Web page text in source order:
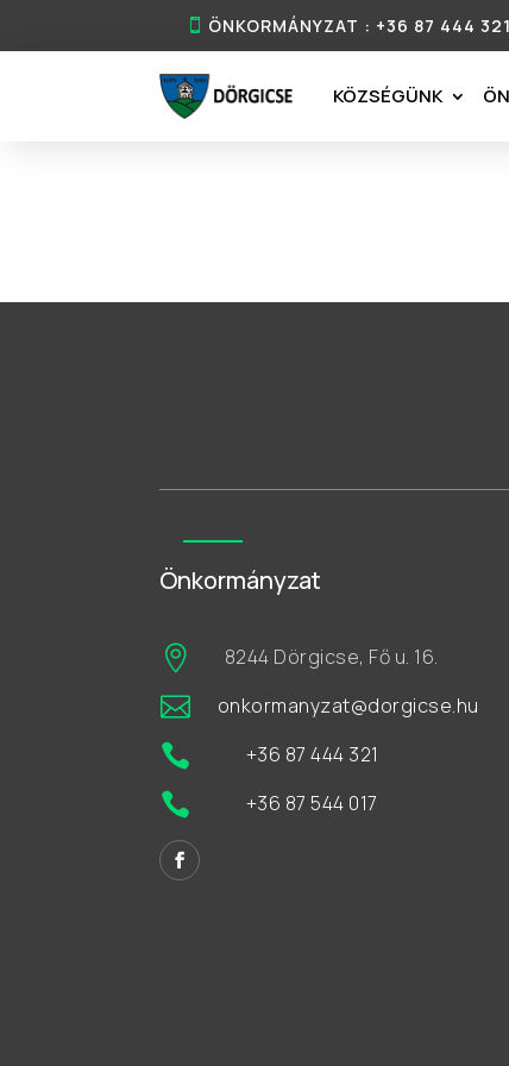
ÖNKORMÁNYZAT : +36 87 444 321
KÖZSÉGÜNK
Önkormányzat
 8244 Dörgicse, Fő u. 16.
 onkormanyzat@dorgicse.hu
 +36 87 444 321
 +36 87 544 017